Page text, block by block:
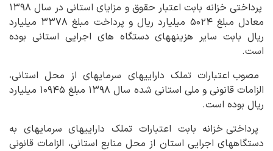
پرداختی خزانه بابت اعتبار حقوق و مزایای استانی در سال ۱۳۹۸
معادل مبلغ ۵۰۲۴ میلیارد ریال و پرداخت مبلغ ۳۳۷۸ میلیارد
ریال بابت سایر هزینه‏های دستگاه های اجرایی استانی بوده
است.
مصوب اعتبارات تملک دارایی‏های سرمایه‏ای از محل استانی،
الزامات قانونی و ملی استانی شده سال ۱۳۹۸ مبلغ ۱۰۹۴۵ میلیارد
ریال بوده است.
پرداختی خزانه بابت اعتبارات تملک دارایی‏های سرمایه‏ای به
دستگاه‏های اجرایی استان از محل منابع استانی، الزامات قانونی